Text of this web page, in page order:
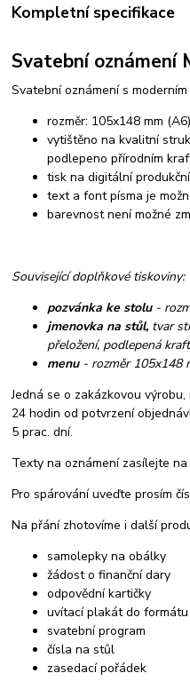
Kompletní specifikace
Svatební oznámení
Svatební oznámení s moderním
rozměr: 105x148 mm (A6)
vytištěno na kvalitní
podlepeno přírodním
tisk na digitální
text a font písma je
barevnost není možné
Související doplňkové tiskoviny:
pozvánka ke stolu-
jmenovka na stůl, tvar
přeložení, podlepená
menu- rozměr 105x148
Jedná se o zakázkovou
24 hodin od potvrzení
5 prac. dní.
Texty na oznámení zasílejte
Pro spárování uveďte prosím
Na přání zhotovíme i další
samolepky na obálky
žádost o finanční dary
odpovědní kartičky
uvítací plakát do
svatební program
čísla na stůl
zasedací pořádek